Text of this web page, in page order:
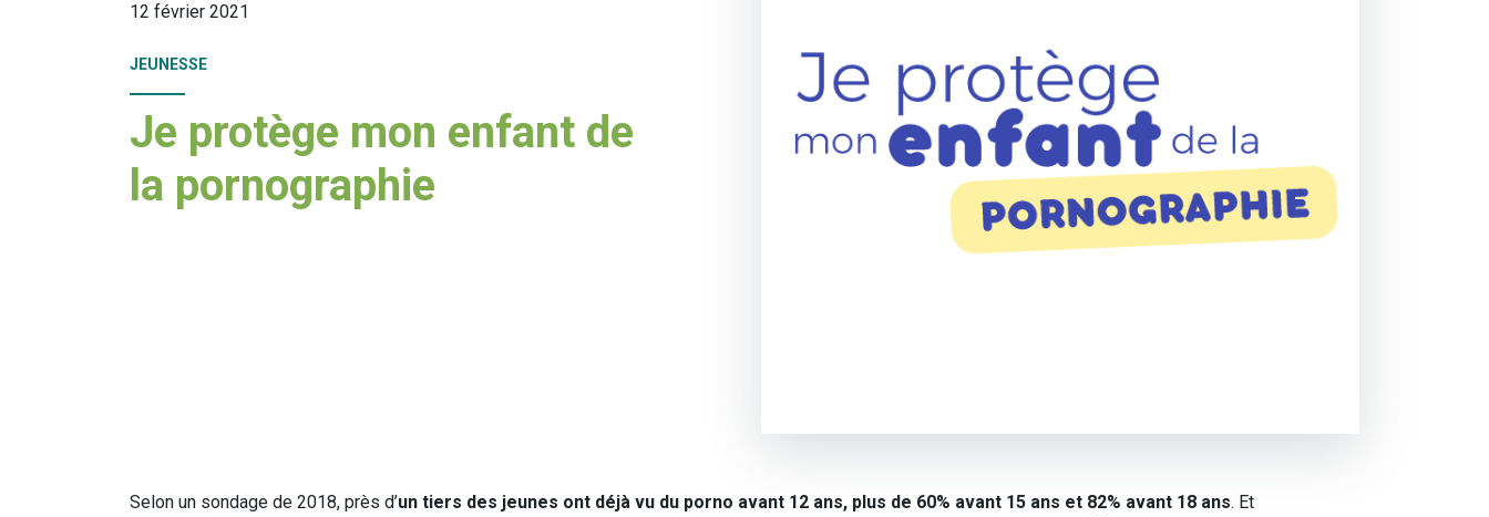
12 février 2021
JEUNESSE
Je protège mon enfant de
la pornographie
Selon un sondage de 2018, près d’un tiers des jeunes ont déjà vu du porno avant 12 ans, plus de 60% avant 15 ans et 82% avant 18 ans. Et